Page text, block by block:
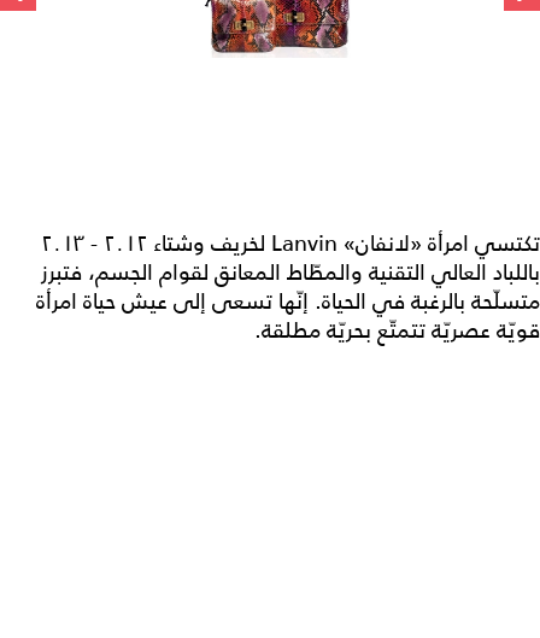
تكتسي امرأة «لانفان» Lanvin لخريف وشتاء ٢٠١٢ - ٢٠١٣
باللباد العالي التقنية والمطّاط المعانق لقوام الجسم، فتبرز
متسلّحة بالرغبة في الحياة. إنّها تسعى إلى عيش حياة امرأة
قويّة عصريّة تتمتّع بحريّة مطلقة.